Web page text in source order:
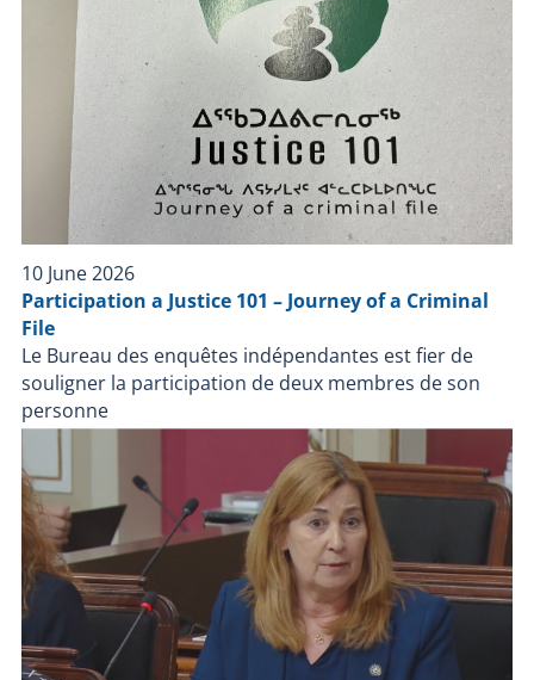
enquête. Le SPVQ fournira 2 experts en
reconstitution de collision qui travailleront sous la
supervision des enquêteurs du BEI. Le BEI demande à
quiconque aurait été témoin de cet événement de
communiquer avec lui via son site web au
www.bei.gouv.qc.ca Aucune autre information n’est
disponible actuellement. Le Bureau des enquêtes
indépendantes a pour mission de faire enquête dans
tous les cas où une personne autre qu’un policier en
service, décède ou subit une blessure grave ou est
blessée par une arme à feu utilisée par un policier lors
d’une intervention policière ou durant sa détention
par un corps de police.
10 June 2026
Participation a Justice 101 – Journey of a Criminal
File
Le Bureau des enquêtes indépendantes est fier de
souligner la participation de deux membres de son
personne